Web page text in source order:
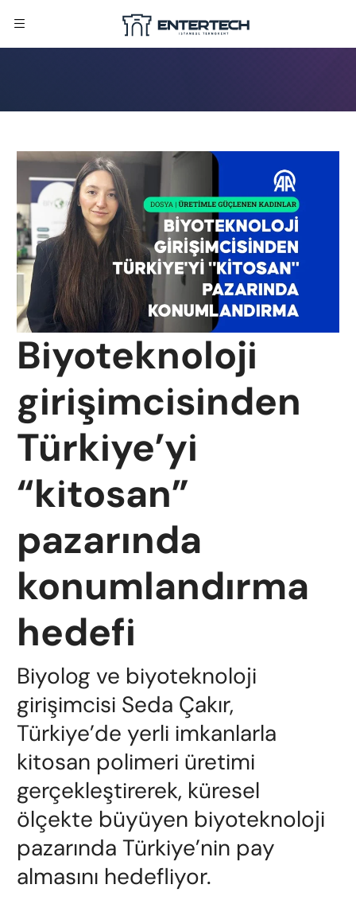
Biyoteknoloji
girişimcisinden
Türkiye’yi
“kitosan”
pazarında
konumlandırma
hedefi
Biyolog ve biyoteknoloji
girişimcisi Seda Çakır,
Türkiye’de yerli imkanlarla
kitosan polimeri üretimi
gerçekleştirerek, küresel
ölçekte büyüyen biyoteknoloji
pazarında Türkiye’nin pay
almasını hedefliyor.